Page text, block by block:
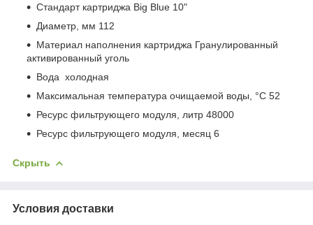
Стандарт картриджа Big Blue 10"
Диаметр, мм 112
Материал наполнения картриджа Гранулированный
активированный уголь
Вода холодная
Максимальная температура очищаемой воды, °C 52
Ресурс фильтрующего модуля, литр 48000
Ресурс фильтрующего модуля, месяц 6
Скрыть
Условия доставки